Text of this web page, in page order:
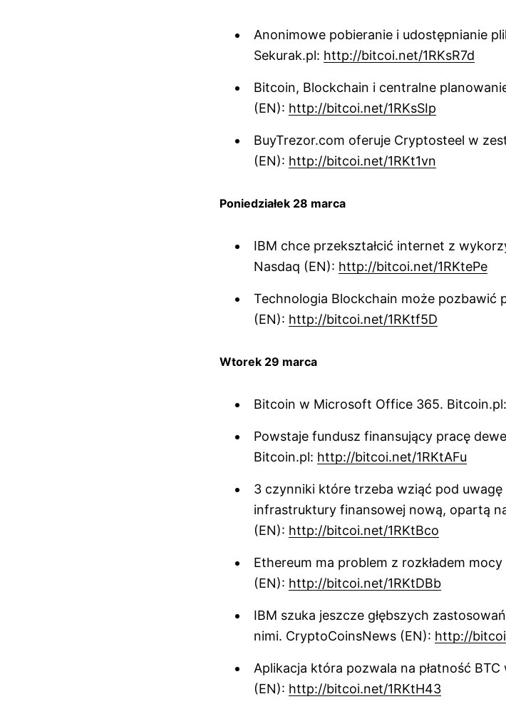
Anonimowe pobieranie i udostępnianie
Sekurak.pl: http://bitcoi.net/1RKsR7d
Bitcoin, Blockchain i centralne
(EN): http://bitcoi.net/1RKsSIp
BuyTrezor.com oferuje Cryptosteel w
(EN): http://bitcoi.net/1RKt1vn
Poniedziałek 28 marca
IBM chce przekształcić internet z
Nasdaq (EN): http://bitcoi.net/1RKtePe
Technologia Blockchain może pozbawić
(EN): http://bitcoi.net/1RKtf5D
Wtorek 29 marca
Bitcoin w Microsoft Office 365. Bitcoin.pl:
Powstaje fundusz finansujący pracę
Bitcoin.pl: http://bitcoi.net/1RKtAFu
3 czynniki które trzeba wziąć pod
infrastruktury finansowej nową, opartą
(EN): http://bitcoi.net/1RKtBco
Ethereum ma problem z rozkładem
(EN): http://bitcoi.net/1RKtDBb
IBM szuka jeszcze głębszych
nimi. CryptoCoinsNews (EN): http://
Aplikacja która pozwala na płatność
(EN): http://bitcoi.net/1RKtH43